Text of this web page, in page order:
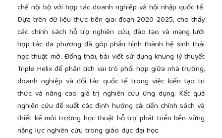
chế nội bộ với hợp tác doanh nghiệp và hội nhập quốc tế.
Dựa trên dữ liệu thực tiễn giai đoạn 2020-2025, cho thấy
các chính sách hỗ trợ nghiên cứu, đào tạo và mạng lưới
hợp tác đa phương đã góp phần hình thành hệ sinh thái
học thuật mở. Đồng thời, bài viết sử dụng khung lý thuyết
Triple Helix để phân tích vai trò phối hợp giữa nhà trường,
doanh nghiệp và đối tác quốc tế trong việc kiến tạo tri
thức và nâng cao giá trị nghiên cứu ứng dụng. Kết quả
nghiên cứu đề xuất các định hướng cải tiến chính sách và
thiết kế môi trường học thuật hỗ trợ phát triển bền vững
năng lực nghiên cứu trong giáo dục đại học.